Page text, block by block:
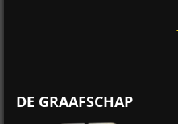
DE GRAAFSCHAP